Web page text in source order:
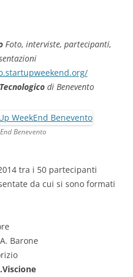
Foto, interviste, partecipanti,
di Benevento
Benevento
tra i 50 partecipanti
da cui si sono formati
Barone